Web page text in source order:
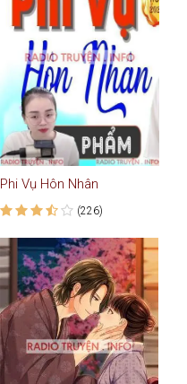
Phi Vụ Hôn Nhân
(226)